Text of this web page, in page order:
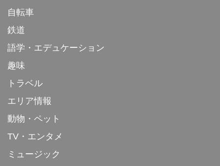
自転車
鉄道
語学・エデュケーション
趣味
トラベル
エリア情報
動物・ペット
TV・エンタメ
ミュージック